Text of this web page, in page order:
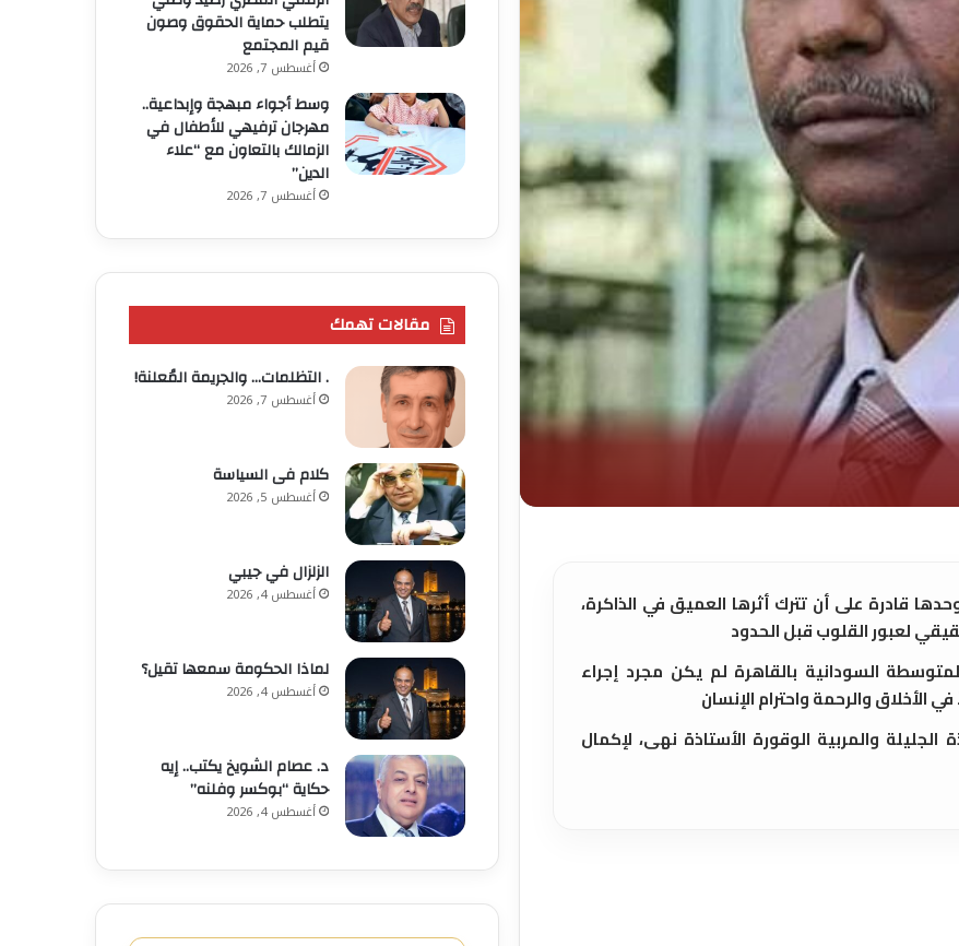
قادرة على أن تترك أثرها العميق في الذاكرة،
لعبور القلوب قبل الحدود
السودانية بالقاهرة لم يكن مجرد إجراء
الأخلاق والرحمة واحترام الإنسان
والمربية الوقورة الأستاذة نهى، لإكمال
يتطلب حماية الحقوق وصون
قيم المجتمع
أغسطس 7, 2026
وسط أجواء مبهجة وإبداعية..
مهرجان ترفيهي للأطفال في
الزمالك بالتعاون مع “علاء
الدين”
أغسطس 7, 2026
مقالات تهمك
. التظلمات… والجريمة المُعلنة!
أغسطس 7, 2026
كلام فى السياسة
أغسطس 5, 2026
الزلزال في جيبي
أغسطس 4, 2026
لماذا الحكومة سمعها تقيل؟
أغسطس 4, 2026
د. عصام الشويخ يكتب.. إيه
حكاية “بوكسر وفلنه”
أغسطس 4, 2026